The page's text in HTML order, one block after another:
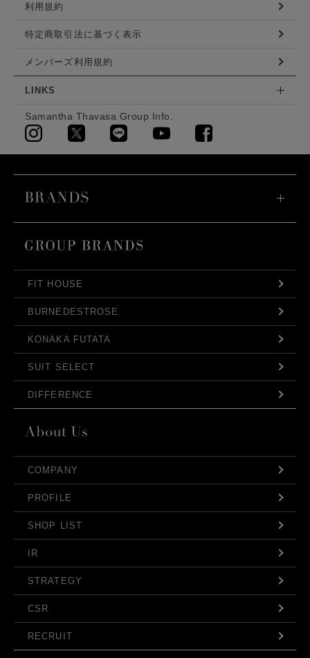
利用規約
特定商取引法に基づく表示
メンバーズ利用規約
LINKS
Samantha Thavasa Group Info.
FIT HOUSE
BURNEDESTROSE
KONAKA FUTATA
SUIT SELECT
DIFFERENCE
COMPANY
PROFILE
SHOP LIST
IR
STRATEGY
CSR
RECRUIT